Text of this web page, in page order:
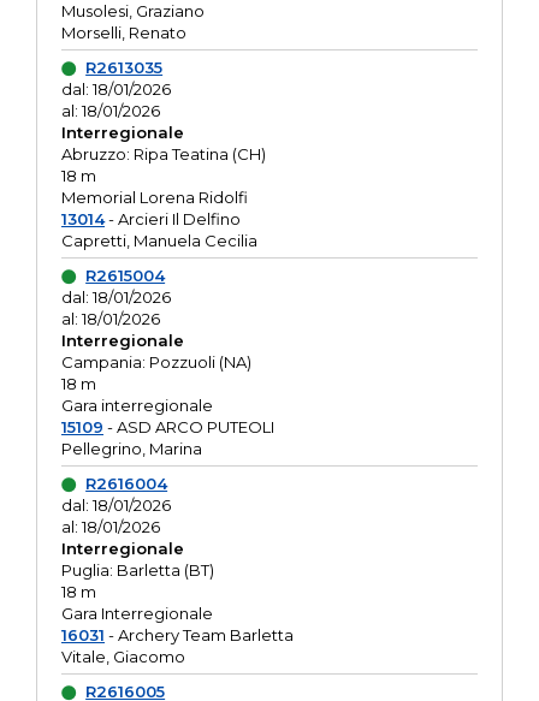
Musolesi, Graziano
Morselli, Renato
R2613035
dal: 18/01/2026
al: 18/01/2026
Interregionale
Abruzzo: Ripa Teatina (CH)
18 m
Memorial Lorena Ridolfi
13014- Arcieri Il Delfino
Capretti, Manuela Cecilia
R2615004
dal: 18/01/2026
al: 18/01/2026
Interregionale
Campania: Pozzuoli (NA)
18 m
Gara interregionale
15109 - ASD ARCO PUTEOLI
Pellegrino, Marina
R2616004
dal: 18/01/2026
al: 18/01/2026
Interregionale
Puglia: Barletta (BT)
18 m
Gara Interregionale
16031 - Archery Team Barletta
Vitale, Giacomo
R2616005